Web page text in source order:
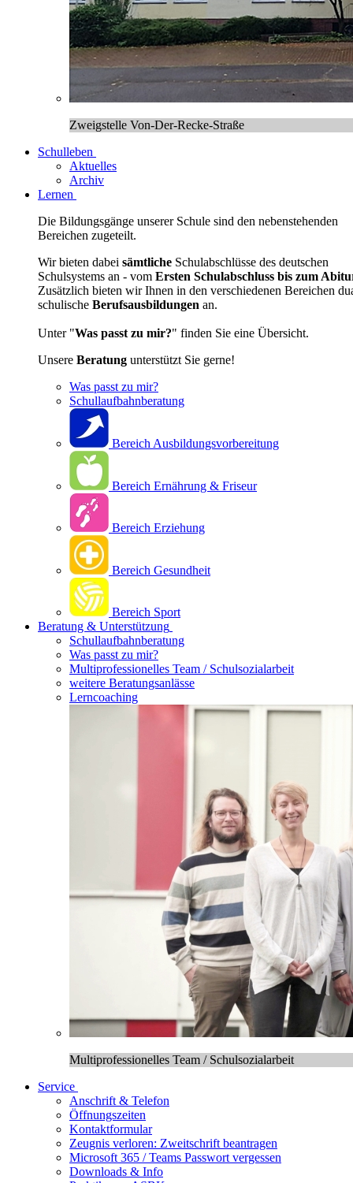
Zweigstelle Von-Der-Recke-Straße
Schulleben
Aktuelles
Archiv
Lernen
Die Bildungsgänge unserer Schule sind den nebenstehenden
Bereichen zugeteilt.
Wir bieten dabei sämtliche Schulabschlüsse des deutschen
Schulsystems an - vom Ersten Schulabschluss bis zum
Zusätzlich bieten wir Ihnen in den verschiedenen Bereichen
schulische Berufsausbildungen an.
Unter "Was passt zu mir?" finden Sie eine Übersicht.
Unsere Beratung unterstützt Sie gerne!
Was passt zu mir?
Schullaufbahnberatung
Bereich Ausbildungsvorbereitung
Bereich Ernährung & Friseur
Bereich Erziehung
Bereich Gesundheit
Bereich Sport
Beratung & Unterstützung
Schullaufbahnberatung
Was passt zu mir?
Multipro­fessionelles Team / Schulsozialarbeit
weitere Beratungsanlässe
Lerncoaching
Multiprofessionelles Team / Schulsozialarbeit
Service
Anschrift & Telefon
Öffnungszeiten
Kontaktformular
Zeugnis verloren: Zweitschrift beantragen
Microsoft 365 / Teams Passwort vergessen
Downloads & Info